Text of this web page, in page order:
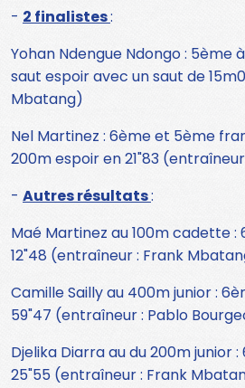
- 2 finalistes:
Yohan Ndengue Ndongo : 5ème
saut espoir avec un saut de
Mbatang)
Nel Martinez : 6ème et 5ème
200m espoir en 21"83
- Autres résultats:
Maé Martinez au 100m cadette :
12"48 (entraîneur : Frank
Camille Sailly au 400m junior :
59"47 (entraîneur : Pablo
Djelika Diarra au du 200m junior
25"55 (entraîneur : Frank